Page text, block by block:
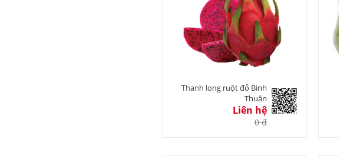
Thanh long ruột đỏ Bình
Thuận
Liên hệ
0 đ